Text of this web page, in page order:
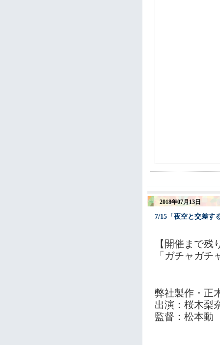
2018年07月13日
7/15「夜空と交差す
【開催まで残
「ガチャガチ
弊社製作・正
出演：桜木梨
監督：松本動